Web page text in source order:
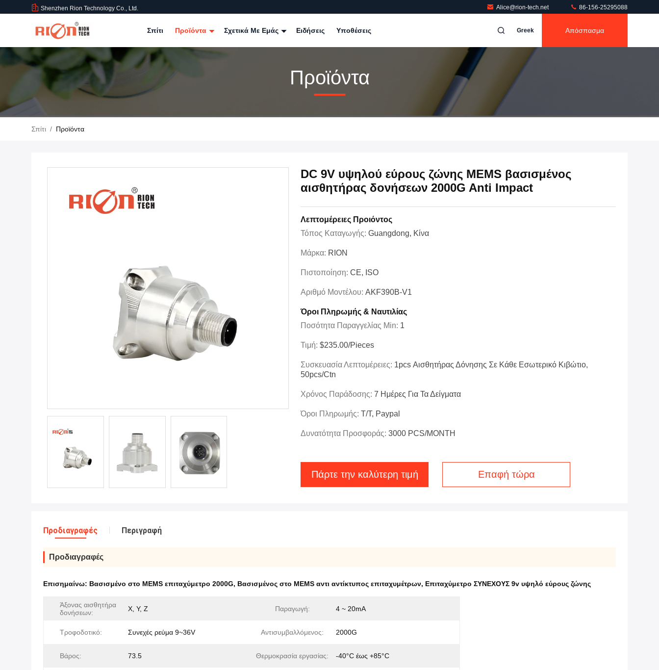
Shenzhen Rion Technology Co., Ltd. Alice@rion-tech.net 86-156-25295088
Σπίτι Προϊόντα Σχετικά Με Εμάς Ειδήσεις Υποθέσεις Greek Απόσπασμα
Προϊόντα
Σπίτι / Προϊόντα
DC 9V υψηλού εύρους ζώνης MEMS βασισμένος
αισθητήρας δονήσεων 2000G Anti Impact
Λεπτομέρειες Προιόντος
Τόπος Καταγωγής: Guangdong, Κίνα
Μάρκα: RION
Πιστοποίηση: CE, ISO
Αριθμό Μοντέλου: AKF390B-V1
Όροι Πληρωμής & Ναυτιλίας
Ποσότητα Παραγγελίας Min: 1
Τιμή: $235.00/Pieces
Συσκευασία Λεπτομέρειες: 1pcs Αισθητήρας Δόνησης Σε Κάθε Εσωτερικό Κιβώτιο,
50pcs/ctn
Χρόνος Παράδοσης: 7 Ημέρες Για Τα Δείγματα
Όροι Πληρωμής: T/T, Paypal
Δυνατότητα Προσφοράς: 3000 PCS/MONTH
Πάρτε την καλύτερη τιμή Επαφή τώρα
Προδιαγραφές Περιγραφή
Προδιαγραφές
Επισημαίνω: Βασισμένο στο MEMS επιταχύμετρο 2000G, Βασισμένος στο MEMS αντι αντίκτυπος επιταχυμέτρων, Επιταχύμετρο ΣΥΝΕΧΟΥΣ 9v υψηλό εύρους ζώνης
Άξονας αισθητήρα
δονήσεων:
Χ, Υ, Ζ Παραγωγή: 4 ~ 20mA
Τροφοδοτικό: Συνεχές ρεύμα 9~36V Αντισυμβαλλόμενος: 2000G
Βάρος: 73.5 Θερμοκρασία εργασίας: -40°C έως +85°C